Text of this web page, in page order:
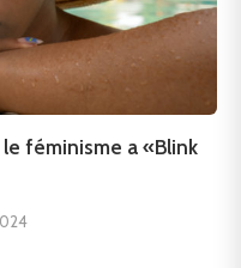
féminisme a «Blink